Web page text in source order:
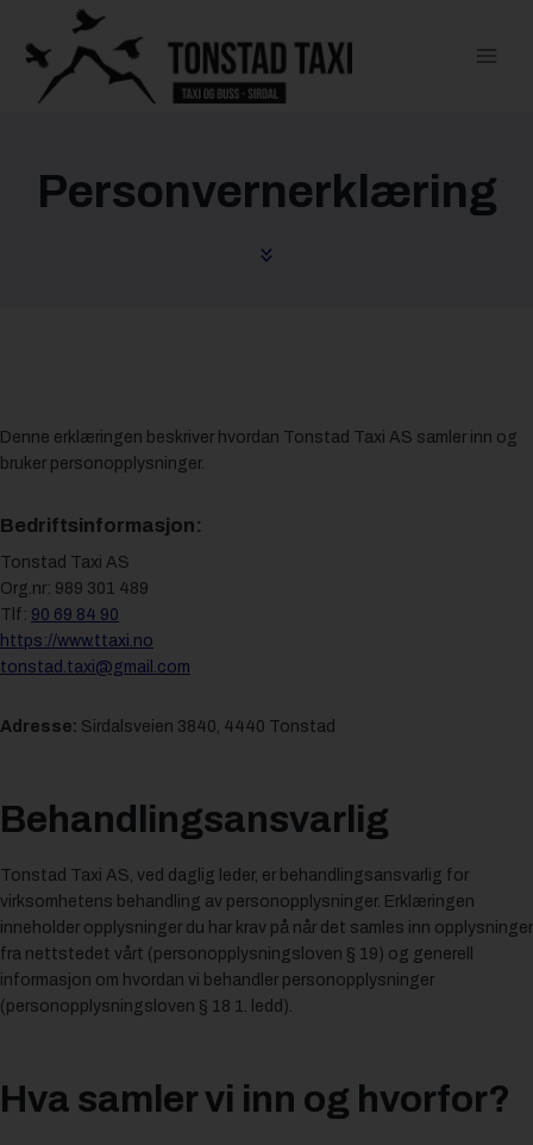
content
Personvernerklæring
Denne erklæringen beskriver hvordan Tonstad Taxi AS samler inn og
bruker personopplysninger.
Bedriftsinformasjon:
Tonstad Taxi AS
Org.nr: 989 301 489
Tlf: 90 69 84 90
https://www.ttaxi.no
tonstad.taxi@gmail.com
Adresse: Sirdalsveien 3840, 4440 Tonstad
Behandlingsansvarlig
Tonstad Taxi AS, ved daglig leder, er behandlingsansvarlig for
virksomhetens behandling av personopplysninger. Erklæringen
inneholder opplysninger du har krav på når det samles inn opplysninger
fra nettstedet vårt (personopplysningsloven § 19) og generell
informasjon om hvordan vi behandler personopplysninger
(personopplysningsloven § 18 1. ledd).
Hva samler vi inn og hvorfor?